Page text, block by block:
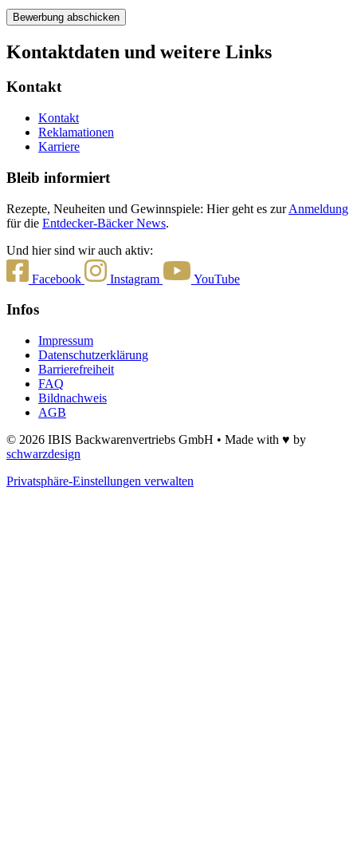
Bewerbung abschicken
Kontaktdaten und weitere Links
Kontakt
Kontakt
Reklamationen
Karriere
Bleib informiert
Rezepte, Neuheiten und Gewinnspiele: Hier geht es zurAnmeldung
für die Entdecker-Bäcker News.
Und hier sind wir auch aktiv:
Facebook Instagram YouTube
Infos
Impressum
Datenschutzerklärung
Barrierefreiheit
FAQ
Bildnachweis
AGB
© 2026 IBIS Backwarenvertriebs GmbH • Made with ♥ by
schwarzdesign
Privatsphäre-Einstellungen verwalten